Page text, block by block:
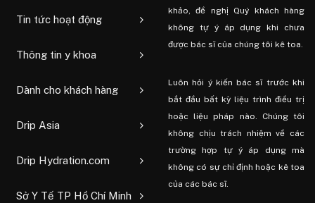
Tin tức hoạt động
Thông tin y khoa
Dành cho khách hàng
Drip Asia
Drip Hydration.com
Sở Y Tế TP Hồ Chí Minh
khảo, đề nghị Quý khách hàng
không tự ý áp dụng khi chưa
được bác sĩ của chúng tôi kê toa.
Luôn hỏi ý kiến ​​bác sĩ trước khi
bắt đầu bất kỳ liệu trình điều trị
hoặc liệu pháp nào. Chúng tôi
không chịu trách nhiệm về các
trường hợp tự ý áp dụng mà
không có sự chỉ định hoặc kê toa
của các bác sĩ.